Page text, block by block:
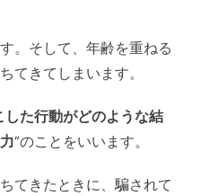
。そして、年齢を重ねる
てきてしまいます。
した行動がどのような結
”のことをいいます。
てきたときに、騙されて